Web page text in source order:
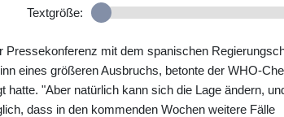
Textgröße:
Pressekonferenz mit dem spanischen
eines größeren Ausbruchs, betonte der WHO-
"Aber natürlich kann sich die Lage ändern,
dass in den kommenden Wochen weitere Fälle